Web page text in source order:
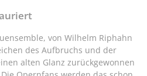
von Wilhelm Riphahn
des Aufbruchs und der
alten Glanz zurückgewonnen